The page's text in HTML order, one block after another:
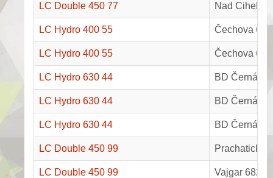
LC Double 450 77 Nad
LC Hydro 400 55 Čechova
LC Hydro 400 55 Čechova
LC Hydro 630 44 BD Černá v
LC Hydro 630 44 BD Černá v
LC Hydro 630 44 BD Černá v
LC Double 450 99 Prachatická
LC Double 450 99 Vajgar 682,